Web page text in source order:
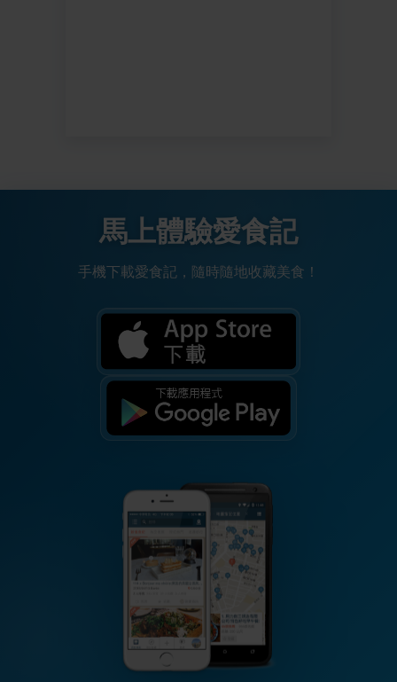
馬上體驗愛食記
手機下載愛食記，隨時隨地收藏美食！